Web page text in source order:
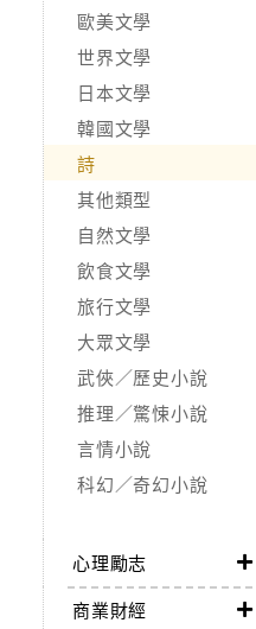
歐美文學
世界文學
日本文學
韓國文學
詩
其他類型
自然文學
飲食文學
旅行文學
大眾文學
武俠／歷史小說
推理／驚悚小說
言情小說
科幻／奇幻小說
心理勵志
商業財經